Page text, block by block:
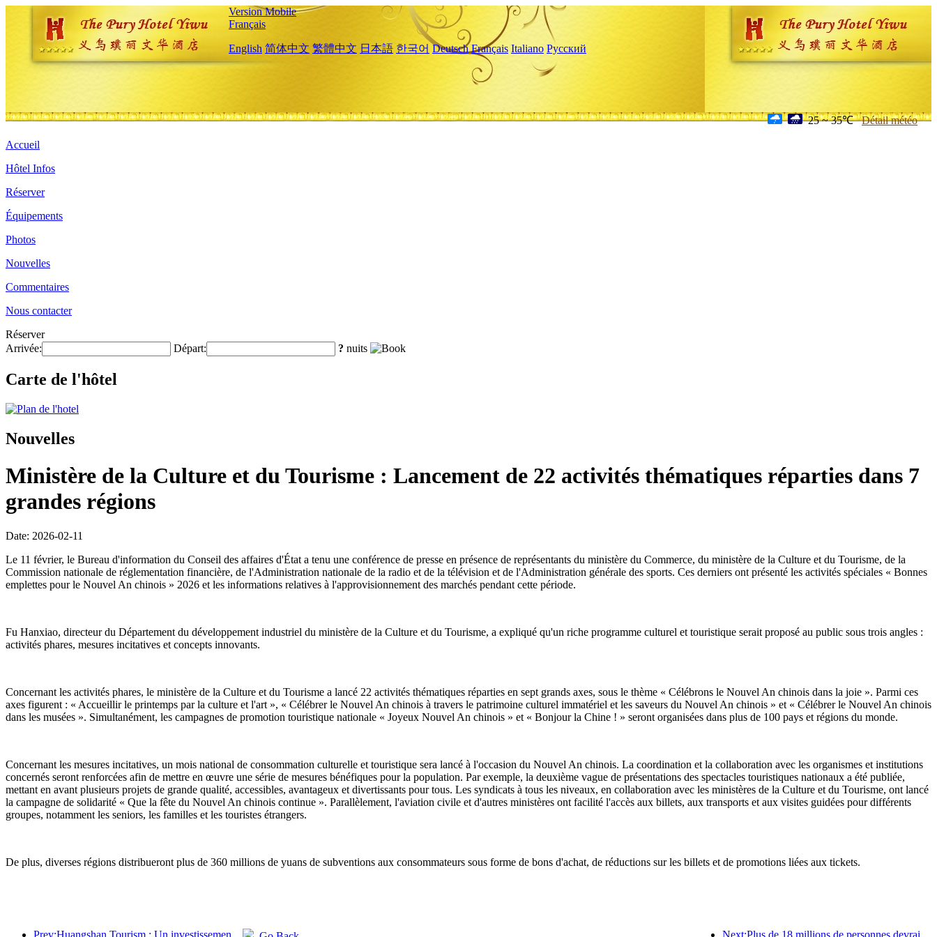
Version Mobile
Français
English 简体中文 繁體中文 日本語 한국어 Deutsch Français Italiano Русский
25 ~ 35℃ Détail météo
Accueil
Hôtel Infos
Réserver
Équipements
Photos
Nouvelles
Commentaires
Nous contacter
Réserver
Arrivée:
Départ: ? nuits
Carte de l'hôtel
Nouvelles
Ministère de la Culture et du Tourisme : Lancement de 22 activités thématiques réparties dans 7
grandes régions
Date: 2026-02-11
Le 11 février, le Bureau d'information du Conseil des affaires d'État a tenu une conférence de presse en présence de représentants du ministère du Commerce, du ministère de la Culture et du Tourisme, de la
Commission nationale de réglementation financière, de l'Administration nationale de la radio et de la télévision et de l'Administration générale des sports. Ces derniers ont présenté les activités spéciales « Bonnes
emplettes pour le Nouvel An chinois » 2026 et les informations relatives à l'approvisionnement des marchés pendant cette période.
Fu Hanxiao, directeur du Département du développement industriel du ministère de la Culture et du Tourisme, a expliqué qu'un riche programme culturel et touristique serait proposé au public sous trois angles :
activités phares, mesures incitatives et concepts innovants.
Concernant les activités phares, le ministère de la Culture et du Tourisme a lancé 22 activités thématiques réparties en sept grands axes, sous le thème « Célébrons le Nouvel An chinois dans la joie ». Parmi ces
axes figurent : « Accueillir le printemps par la culture et l'art », « Célébrer le Nouvel An chinois à travers le patrimoine culturel immatériel et les saveurs du Nouvel An chinois » et « Célébrer le Nouvel An chinois
dans les musées ». Simultanément, les campagnes de promotion touristique nationale « Joyeux Nouvel An chinois » et « Bonjour la Chine ! » seront organisées dans plus de 100 pays et régions du monde.
Concernant les mesures incitatives, un mois national de consommation culturelle et touristique sera lancé à l'occasion du Nouvel An chinois. La coordination et la collaboration avec les organismes et institutions
concernés seront renforcées afin de mettre en œuvre une série de mesures bénéfiques pour la population. Par exemple, la deuxième vague de présentations des spectacles touristiques nationaux a été publiée,
mettant en avant plusieurs projets de grande qualité, accessibles, avantageux et divertissants pour tous. Les syndicats à tous les niveaux, en collaboration avec les ministères de la Culture et du Tourisme, ont lancé
la campagne de solidarité « Que la fête du Nouvel An chinois continue ». Parallèlement, l'aviation civile et d'autres ministères ont facilité l'accès aux billets, aux transports et aux visites guidées pour différents
groupes, notamment les seniors, les familles et les touristes étrangers.
De plus, diverses régions distribueront plus de 360 millions de yuans de subventions aux consommateurs sous forme de bons d'achat, de réductions sur les billets et de promotions liées aux tickets.